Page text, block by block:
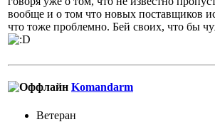
вообще и о том что новых поставщиков
что тоже проблемно. Бей своих, что бы
Komandarm
Ветеран